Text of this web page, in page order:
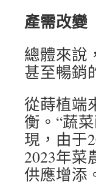
產需改變
總體來說
甚至暢銷
從蒔植端
衡。“蔬
現，由于
2023年
供應增添